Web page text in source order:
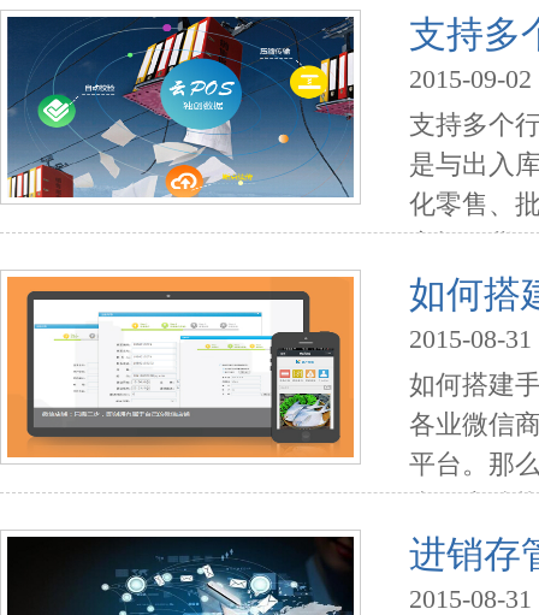
软件好不
可以在官
支持多
2015-09-02
支持多个
是与出入
化零售、
商场百货
进销存软
择一款适
如何搭
2015-08-31
如何搭建
各业微信
平台。那
众平台购
城），是
店铺，在
进销存
2015-08-31